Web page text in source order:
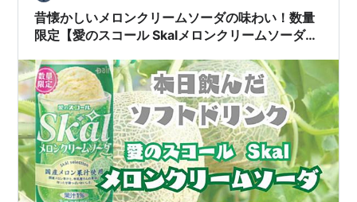
昔懐かしいメロンクリームソーダの味わい！数量
限定【愛のスコール Skalメロンクリームソーダ】